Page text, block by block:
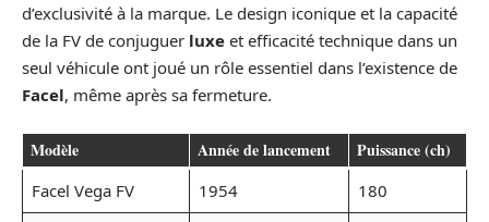
d’exclusivité à la marque. Le design iconique et la capacité
de la FV de conjuguer luxe et efficacité technique dans un
seul véhicule ont joué un rôle essentiel dans l’existence de
Facel, même après sa fermeture.
Modèle Année de lancement Puissance (ch)
Facel Vega FV 1954
180